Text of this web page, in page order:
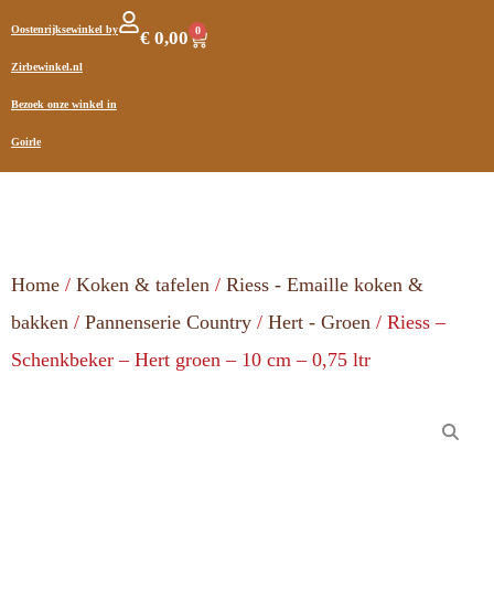
Oostenrijksewinkel by
Zirbewinkel.nl
Bezoek onze winkel in
Goirle
€ 0,00 0
Home / Koken & tafelen / Riess - Emaille koken &
bakken / Pannenserie Country / Hert - Groen / Riess –
Schenkbeker – Hert groen – 10 cm – 0,75 ltr